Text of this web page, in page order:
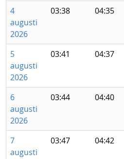
4
augusti
2026
03:38 04:35
5
augusti
2026
03:41 04:37
6
augusti
2026
03:44 04:40
7
augusti
03:47 04:42